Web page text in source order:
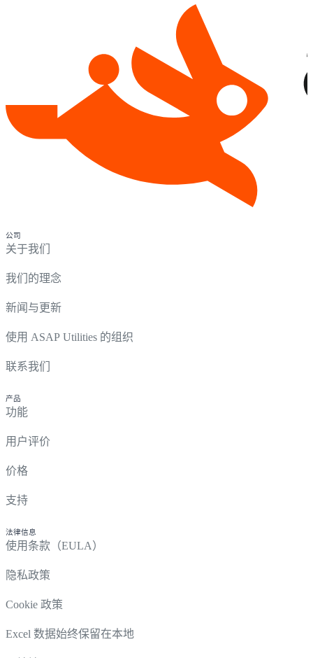
公司
关于我们
我们的理念
新闻与更新
使用 ASAP Utilities 的组织
联系我们
产品
功能
用户评价
价格
支持
法律信息
使用条款（EULA）
隐私政策
Cookie 政策
Excel 数据始终保留在本地